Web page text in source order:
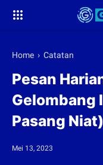
Home › Catatan
Pesan
Gelombang
Pasang Niat)
Mei 13, 2023